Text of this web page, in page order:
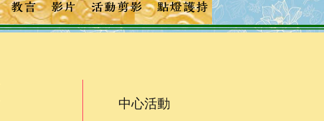
教言 影片 活動剪影 點燈護持
中心活動